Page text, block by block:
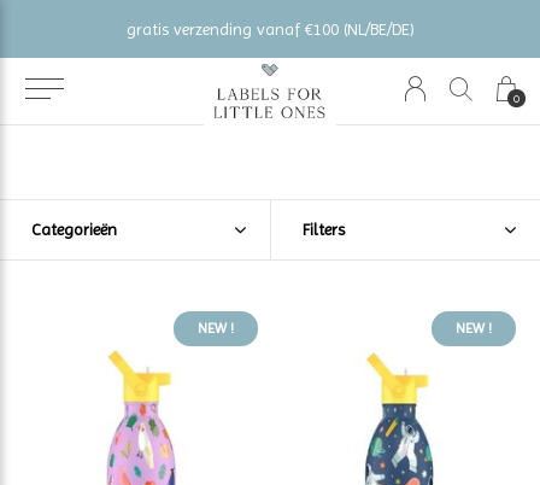
0
gratis verzending vanaf €100 (NL/BE/DE)
Categorieën Filters
NEW ! NEW !